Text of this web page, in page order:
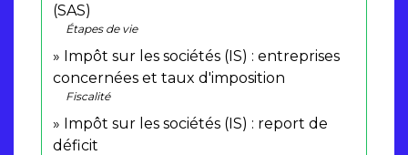
(SAS)
Étapes de vie
Impôt sur les sociétés (IS) : entreprises
concernées et taux d'imposition
Fiscalité
Impôt sur les sociétés (IS) : report de
déficit